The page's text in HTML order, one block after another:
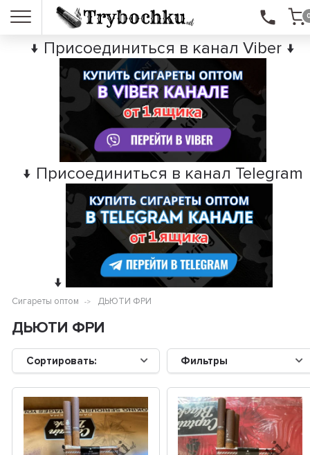
↓ Присоединиться в канал Viber ↓
↓ Присоединиться в канал Telegram
↓
Сигареты оптом ДЬЮТИ ФРИ
ДЬЮТИ ФРИ
Сортировать: Фильтры